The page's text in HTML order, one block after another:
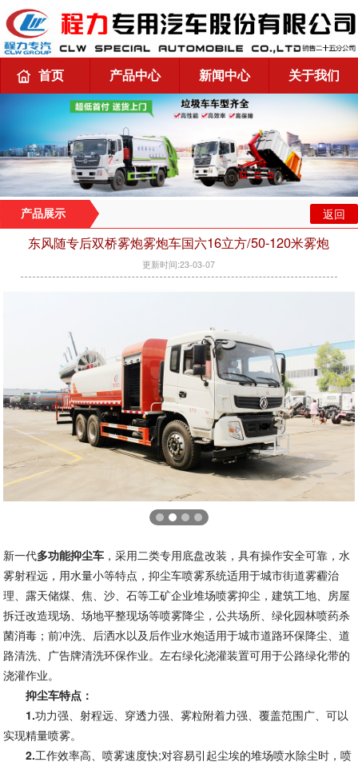
首页 产品中心 新闻中心 关于我们
产品展示 返回
东风随专后双桥雾炮雾炮车国六16立方/50-120米雾炮
更新时间:23-03-07
新一代多功能抑尘车 ，采用二类专用底盘改装，具有操作安全可靠，水
雾射程远，用水量小等特点，抑尘车喷雾系统适用于城市街道雾霾治
理、露天储煤、焦、沙、石等工矿企业堆场喷雾抑尘，建筑工地、房屋
拆迁改造现场、场地平整现场等喷雾降尘，公共场所、绿化园林喷药杀
菌消毒；前冲洗、后洒水以及后作业水炮适用于城市道路环保降尘、道
路清洗、广告牌清洗环保作业。左右绿化浇灌装置可用于公路绿化带的
浇灌作业。
抑尘车特点 ：
1.功力强、射程远、穿透力强、雾粒附着力强、覆盖范围广、可以
实现精量喷雾。
2.工作效率高、喷雾速度快;对容易引起尘埃的堆场喷水除尘时，喷